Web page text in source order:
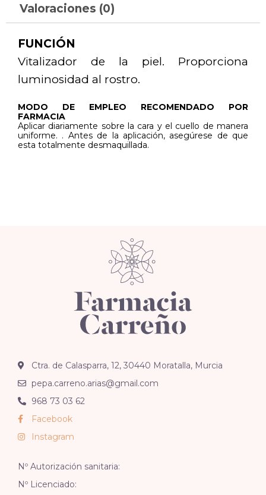
Valoraciones (0)
FUNCIÓN
Vitalizador de la piel. Proporciona
luminosidad al rostro.
MODO DE EMPLEO RECOMENDADO POR
FARMACIA
Aplicar diariamente sobre la cara y el cuello de manera
uniforme. . Antes de la aplicación, asegúrese de que
esta totalmente desmaquillada.
Ctra. de Calasparra, 12, 30440 Moratalla, Murcia
pepa.carreno.arias@gmail.com
968 73 03 62
Facebook
Instagram
Nº Autorización sanitaria:
Nº Licenciado: